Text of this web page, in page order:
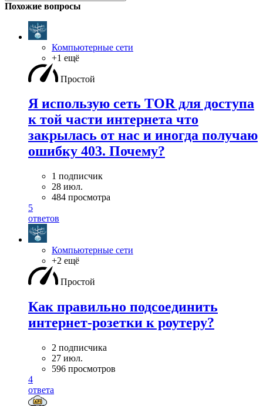
Похожие вопросы
Компьютерные сети
+1 ещё
Простой
Я использую сеть TOR для доступа
к той части интернета что
закрылась от нас и иногда получаю
ошибку 403. Почему?
1 подписчик
28 июл.
484 просмотра
5
ответов
Компьютерные сети
+2 ещё
Простой
Как правильно подсоединить
интернет-розетки к роутеру?
2 подписчика
27 июл.
596 просмотров
4
ответа